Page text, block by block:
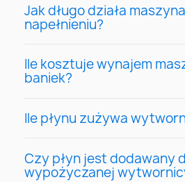
Jak długo działa
napełnieniu?
Ile kosztuje wynajem
baniek?
Ile płynu zużywa
Czy płyn jest dodawany
wypożyczanej